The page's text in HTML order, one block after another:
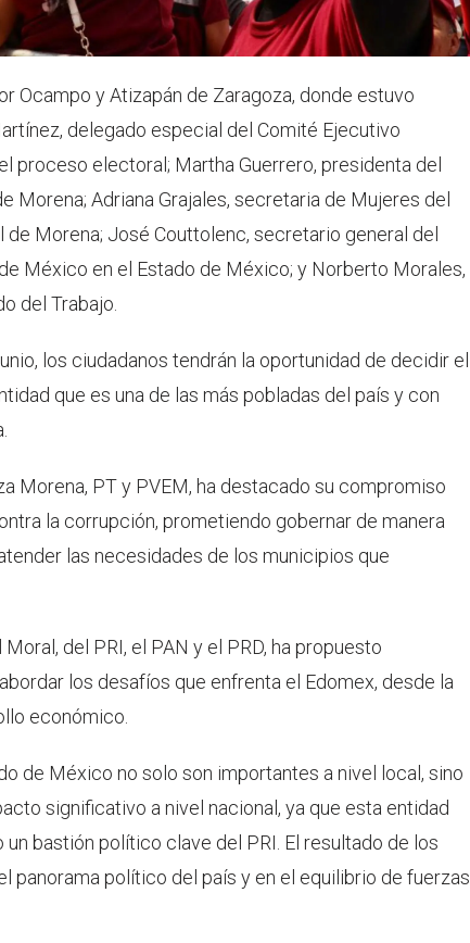
Ocampo y Atizapán de Zaragoza, donde estuvo
delegado especial del Comité Ejecutivo
proceso electoral; Martha Guerrero, presidenta del
Morena; Adriana Grajales, secretaria de Mujeres del
Morena; José Couttolenc, secretario general del
México en el Estado de México; y Norberto Morales,
del Trabajo.
los ciudadanos tendrán la oportunidad de decidir el
que es una de las más pobladas del país y con
Morena, PT y PVEM, ha destacado su compromiso
la corrupción, prometiendo gobernar de manera
las necesidades de los municipios que
del PRI, el PAN y el PRD, ha propuesto
los desafíos que enfrenta el Edomex, desde la
económico.
de México no solo son importantes a nivel local, sino
significativo a nivel nacional, ya que esta entidad
bastión político clave del PRI. El resultado de los
panorama político del país y en el equilibrio de fuerzas